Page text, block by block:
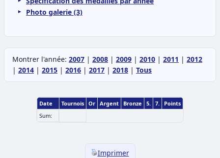
Photo galerie (3)
Montrer l'année: 2007 | 2008 | 2009 | 2010 | 2011 | 2012
| 2014 | 2015 | 2016 | 2017 | 2018 | Tous
Date Tournois Or Argent Bronze 5. 7.
Points
Sum:
Imprimer